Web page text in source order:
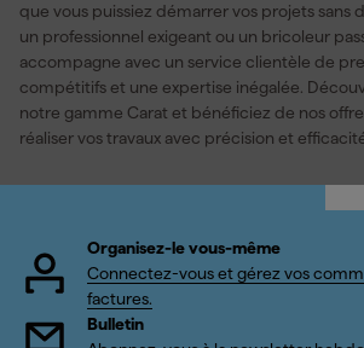
que vous puissiez démarrer vos projets sans
un professionnel exigeant ou un bricoleur
accompagne avec un service clientèle de
compétitifs et une expertise inégalée.
notre gamme Carat et bénéficiez de nos
réaliser vos travaux avec précision et
Organisez-le vous-même
Connectez-vous et gérez vos
factures.
Bulletin